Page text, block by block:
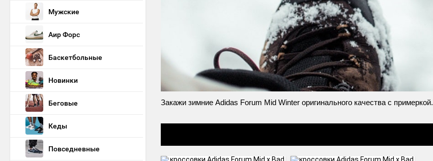
Закажи зимние Adidas Forum Mid Winter оригинального качества с примеркой.
Мужские
Аир Форс
Баскетбольные
Новинки
Беговые
Кеды
Повседневные